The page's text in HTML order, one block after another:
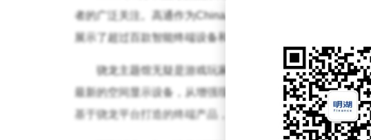
者的广泛关注。高通作为ChinaJoy的资深参与者，今年第六
展示了超过百款智能终端设备和数十款精彩游戏，再度成为
骁龙主题馆无疑是游戏玩家们的必访之地。在这里，玩
最新的空间显示设备，从增强现实（AR）到混合现实（MR
基于骁龙平台打造的终端产品，也彰显了骁龙已从单一的手